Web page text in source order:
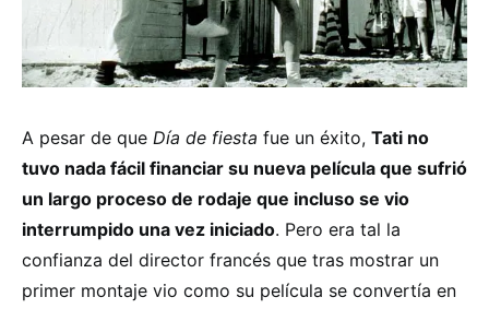
A pesar de que Día de fiesta fue un éxito, Tati no
tuvo nada fácil financiar su nueva película que sufrió
un largo proceso de rodaje que incluso se vio
interrumpido una vez iniciado. Pero era tal la
confianza del director francés que tras mostrar un
primer montaje vio como su película se convertía en